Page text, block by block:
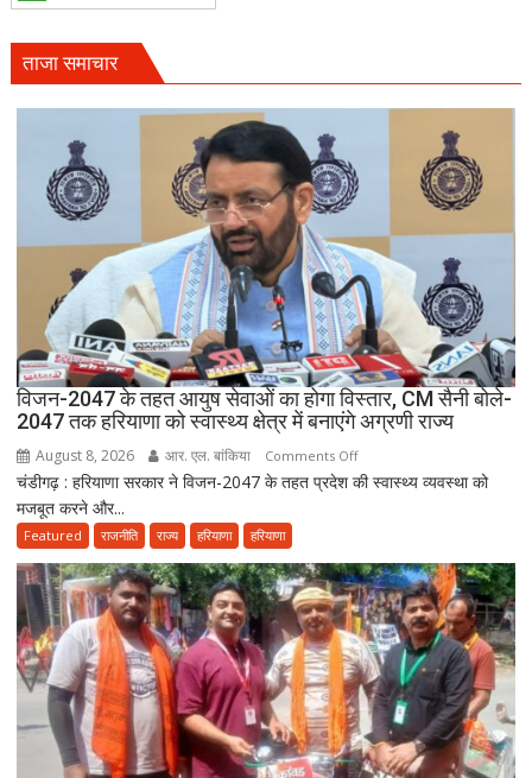
हमारी
व्यक्तिगत
ताजा समाचार
विजन-2047 के तहत आयुष सेवाओं का होगा विस्तार, CM सैनी बोले-
2047 तक हरियाणा को स्वास्थ्य क्षेत्र में बनाएंगे अग्रणी राज्य
August 8, 2026 आर. एल. बांकिया Comments Offon
विजन-2047
सेवाओं
का
होगा
विस्तार,
CM
सैनी
बोले-
2047
चंडीगढ़ : हरियाणा सरकार ने विजन-2047 के तहत प्रदेश की स्वास्थ्य व्यवस्था को
मजबूत करने और...
Featured राजनीति राज्य हरियाणा हरियाणा